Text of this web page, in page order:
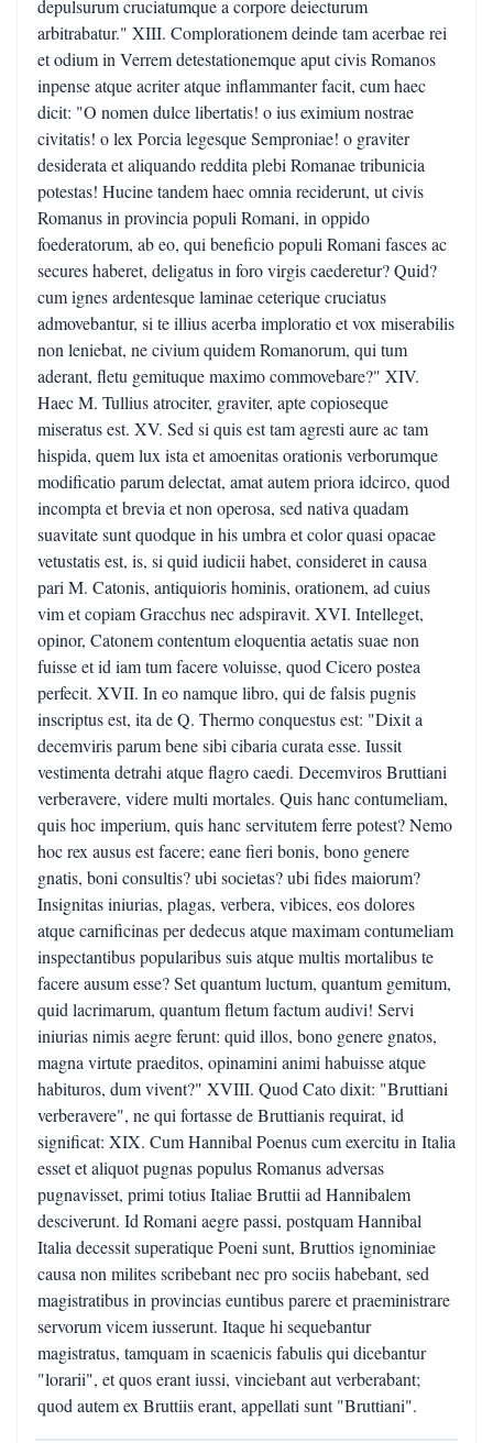
depulsurum cruciatumque a corpore deiecturum
arbitrabatur." XIII. Complorationem deinde tam acerbae rei
et odium in Verrem detestationemque aput civis Romanos
inpense atque acriter atque inflammanter facit, cum haec
dicit: "O nomen dulce libertatis! o ius eximium nostrae
civitatis! o lex Porcia legesque Semproniae! o graviter
desiderata et aliquando reddita plebi Romanae tribunicia
potestas! Hucine tandem haec omnia reciderunt, ut civis
Romanus in provincia populi Romani, in oppido
foederatorum, ab eo, qui beneficio populi Romani fasces ac
secures haberet, deligatus in foro virgis caederetur? Quid?
cum ignes ardentesque laminae ceterique cruciatus
admovebantur, si te illius acerba imploratio et vox miserabilis
non leniebat, ne civium quidem Romanorum, qui tum
aderant, fletu gemituque maximo commovebare?" XIV.
Haec M. Tullius atrociter, graviter, apte copioseque
miseratus est. XV. Sed si quis est tam agresti aure ac tam
hispida, quem lux ista et amoenitas orationis verborumque
modificatio parum delectat, amat autem priora idcirco, quod
incompta et brevia et non operosa, sed nativa quadam
suavitate sunt quodque in his umbra et color quasi opacae
vetustatis est, is, si quid iudicii habet, consideret in causa
pari M. Catonis, antiquioris hominis, orationem, ad cuius
vim et copiam Gracchus nec adspiravit. XVI. Intelleget,
opinor, Catonem contentum eloquentia aetatis suae non
fuisse et id iam tum facere voluisse, quod Cicero postea
perfecit. XVII. In eo namque libro, qui de falsis pugnis
inscriptus est, ita de Q. Thermo conquestus est: "Dixit a
decemviris parum bene sibi cibaria curata esse. Iussit
vestimenta detrahi atque flagro caedi. Decemviros Bruttiani
verberavere, videre multi mortales. Quis hanc contumeliam,
quis hoc imperium, quis hanc servitutem ferre potest? Nemo
hoc rex ausus est facere; eane fieri bonis, bono genere
gnatis, boni consultis? ubi societas? ubi fides maiorum?
Insignitas iniurias, plagas, verbera, vibices, eos dolores
atque carnificinas per dedecus atque maximam contumeliam
inspectantibus popularibus suis atque multis mortalibus te
facere ausum esse? Set quantum luctum, quantum gemitum,
quid lacrimarum, quantum fletum factum audivi! Servi
iniurias nimis aegre ferunt: quid illos, bono genere gnatos,
magna virtute praeditos, opinamini animi habuisse atque
habituros, dum vivent?" XVIII. Quod Cato dixit: "Bruttiani
verberavere", ne qui fortasse de Bruttianis requirat, id
significat: XIX. Cum Hannibal Poenus cum exercitu in Italia
esset et aliquot pugnas populus Romanus adversas
pugnavisset, primi totius Italiae Bruttii ad Hannibalem
desciverunt. Id Romani aegre passi, postquam Hannibal
Italia decessit superatique Poeni sunt, Bruttios ignominiae
causa non milites scribebant nec pro sociis habebant, sed
magistratibus in provincias euntibus parere et praeministrare
servorum vicem iusserunt. Itaque hi sequebantur
magistratus, tamquam in scaenicis fabulis qui dicebantur
"lorarii", et quos erant iussi, vinciebant aut verberabant;
quod autem ex Bruttiis erant, appellati sunt "Bruttiani".